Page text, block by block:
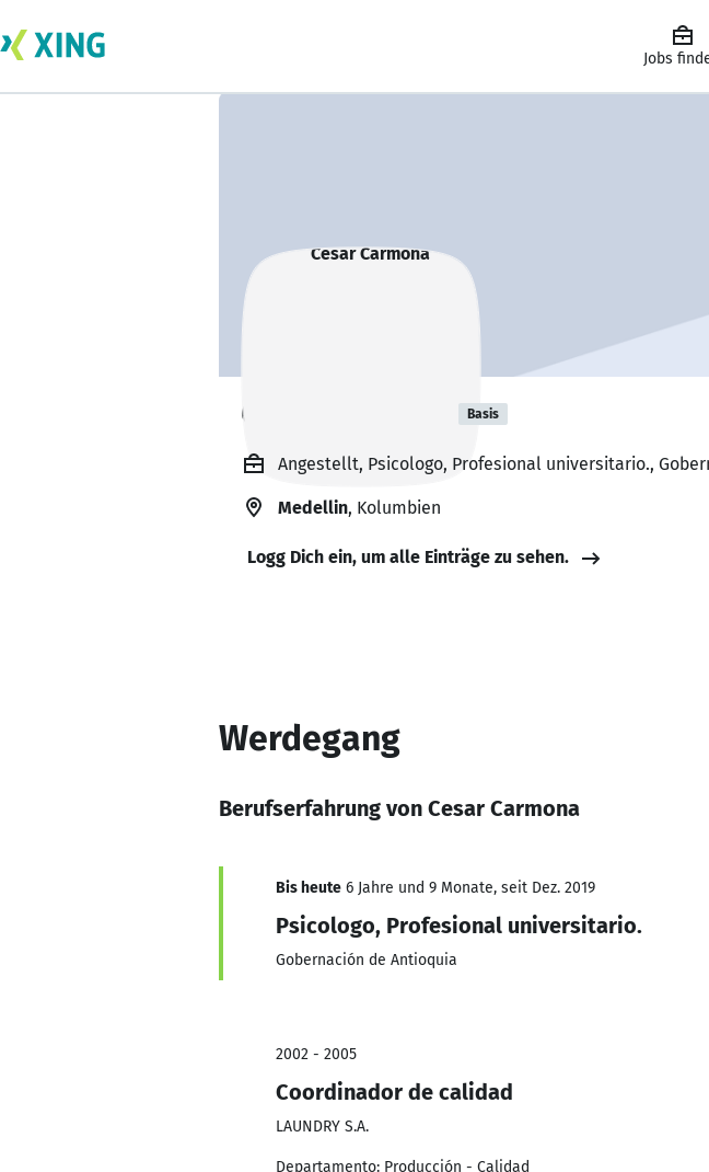
Jobs
Cesar Carmona Basis
Angestellt, Psicologo, Profesional universitario.,
Medellin, Kolumbien
Logg Dich ein, um alle Einträge zu sehen.
Werdegang
Berufserfahrung von Cesar Carmona
Bis heute 6 Jahre und 9 Monate, seit Dez. 2019
Psicologo, Profesional universitario.
Gobernación de Antioquia
2002 - 2005
Coordinador de calidad
LAUNDRY S.A.
Departamento: Producción - Calidad